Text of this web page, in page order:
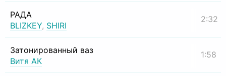
РАДА
BLIZKEY, SHIRI
2:32
Затонированный ваз
Витя АК
1:58